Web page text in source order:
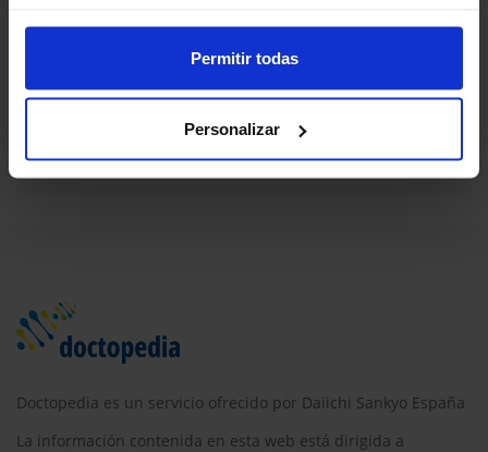
Permitir todas
Personalizar
Doctopedia es un servicio ofrecido por Daiichi Sankyo España
La información contenida en esta web está dirigida a